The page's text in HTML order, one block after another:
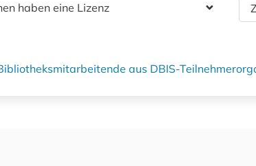
haben eine Lizenz
aus DBIS-